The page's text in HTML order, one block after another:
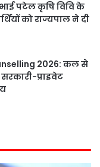
पटेल कृषि विवि के
को राज्यपाल ने दी
2026: कल से
प्राइवेट